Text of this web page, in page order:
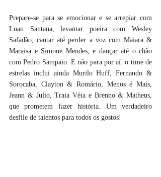
Prepare-se para se emocionar e se arrepiar com
Luan Santana, levantar poeira com Wesley
Safadão, cantar até perder a voz com Maiara &
Maraisa e Simone Mendes, e dançar até o chão
com Pedro Sampaio. E não para por aí: o time de
estrelas inclui ainda Murilo Huff, Fernando &
Sorocaba, Clayton & Romário, Menos é Mais,
Jeann & Julio, Traia Véia e Brenno & Matheus,
que prometem fazer história. Um verdadeiro
desfile de talentos para todos os gostos!